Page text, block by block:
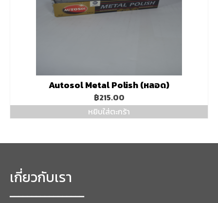
Autosol Metal Polish (หลอด)
฿215.00
หยิบใส่ตะกร้า
เกี่ยวกับเรา
━━━━━━━━━━━━━━━━━